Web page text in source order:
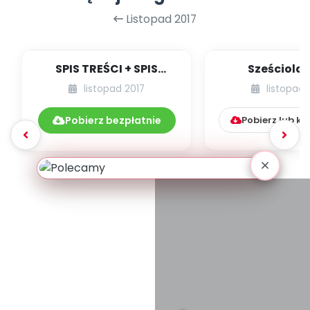
Listopad 2017
SPIS TREŚCI + SPIS
POMOCY
DYDAKTYCZNYCH
11.194/2017
listopad 2017
Pobierz bezpłatnie
rozwijać ich
listopad
Pobierz lub